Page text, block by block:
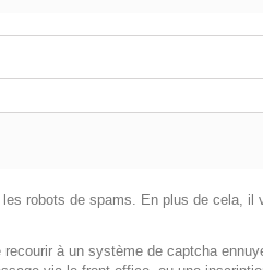
robots de spams. En plus de cela, il
à un système de captcha